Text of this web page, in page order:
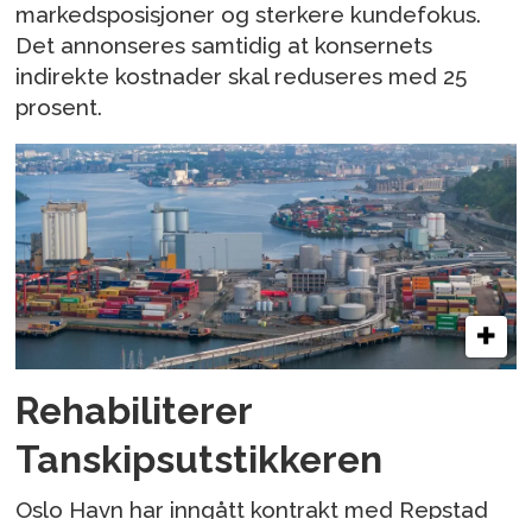
markedsposisjoner og sterkere kundefokus.
Det annonseres samtidig at konsernets
indirekte kostnader skal reduseres med 25
prosent.
Rehabiliterer
Tanskipsutstikkeren
Oslo Havn har inngått kontrakt med Repstad